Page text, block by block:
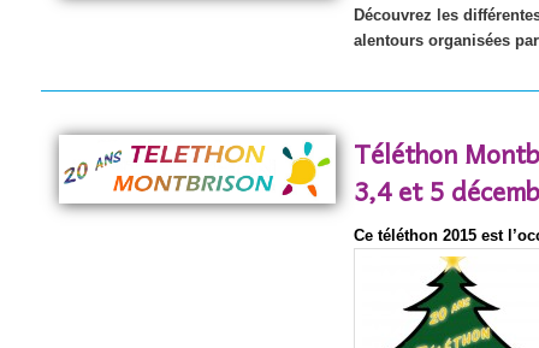
Découvrez les
alentours organisées
Téléthon
3,4 et 5
Ce téléthon 2015 est